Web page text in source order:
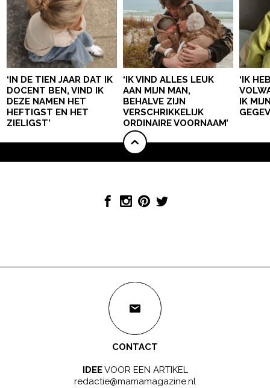
‘IN DE TIEN JAAR DAT IK
DOCENT BEN, VIND IK
DEZE NAMEN HET
HEFTIGST EN HET
ZIELIGST’
‘IK VIND ALLES LEUK
AAN MIJN MAN,
BEHALVE ZIJN
VERSCHRIKKELIJK
ORDINAIRE VOORNAAM’
‘IK
IK
CONTACT
IDEEVOOR EEN ARTIKEL
redactie@mamamagazine.nl